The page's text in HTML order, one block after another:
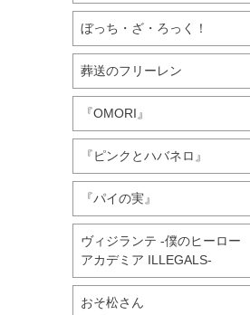
ぼっち・ざ・ろっく！
葬送のフリーレン
『OMORI』
『ピンクとハバネロ』
『パイの実』
ヴィジランテ -僕のヒーロー
アカデミア ILLEGALS-
おそ松さん